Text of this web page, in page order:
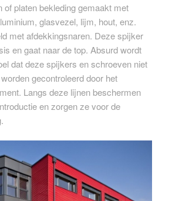
of platen bekleding gemaakt met
glasvezel, lijm, hout, enz.
met afdekkingsnaren. Deze spijker
en gaat naar de top. Absurd wordt
dat deze spijkers en schroeven niet
gecontroleerd door het
Langs deze lijnen beschermen
en zorgen ze voor de